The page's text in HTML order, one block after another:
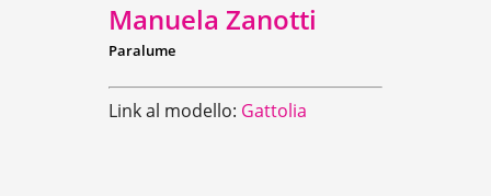
Manuela Zanotti
Paralume
Link al modello: Gattolia